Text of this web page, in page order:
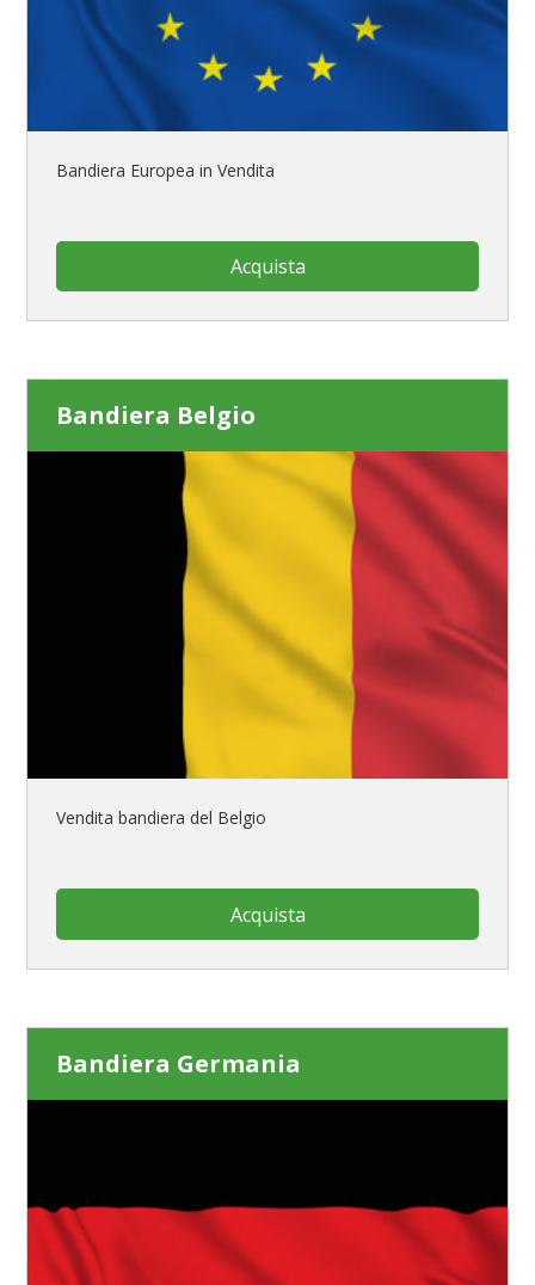
Bandiera Europea in Vendita
Acquista
Bandiera Belgio
Vendita bandiera del Belgio
Acquista
Bandiera Germania